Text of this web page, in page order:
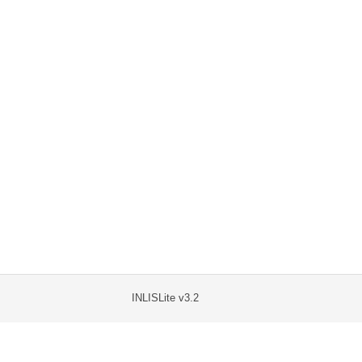
INLISLite v3.2